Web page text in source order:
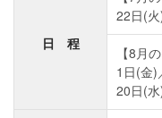
日 程
22日(
【8月
1日(金)
20日(